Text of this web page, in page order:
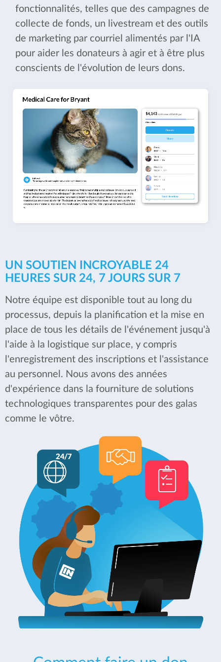
fonctionnalités, telles que des campagnes de
collecte de fonds, un livestream et des outils
de marketing par courriel alimentés par l'IA
pour aider les donateurs à agir et à être plus
conscients de l'évolution de leurs dons.
UN SOUTIEN INCROYABLE 24
HEURES SUR 24, 7 JOURS SUR 7
Notre équipe est disponible tout au long du
processus, depuis la planification et la mise en
place de tous les détails de l'événement jusqu'à
l'aide à la logistique sur place, y compris
l'enregistrement des inscriptions et l'assistance
au personnel. Nous avons des années
d'expérience dans la fourniture de solutions
technologiques transparentes pour des galas
comme le vôtre.